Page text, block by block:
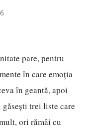
pare, pentru
în care emoția
în geantă, apoi
trei liste care
ori rămâi cu